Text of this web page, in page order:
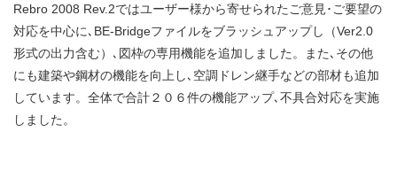
Rebro 2008 Rev.2ではユーザー様から寄せられたご意見･ご要望の
対応を中心に､BE-Bridgeファイルをブラッシュアップし（Ver2.0
形式の出力含む）､図枠の専用機能を追加しました。また､その他
にも建築や鋼材の機能を向上し､空調ドレン継手などの部材も追加
しています。全体で合計２０６件の機能アップ､不具合対応を実施
しました。